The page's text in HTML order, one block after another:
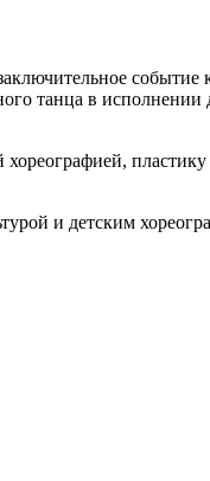
событие
танца в исполнении
и детским